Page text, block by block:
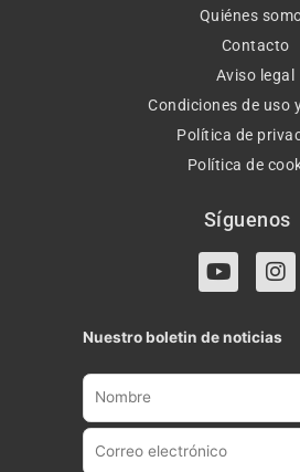
Quiénes
Contacto
Aviso legal
Condiciones de uso
Política de
Política de
Síguenos
Y
o
t
u
b
I
n
t
a
g
a
Nuestro boletin de noticias